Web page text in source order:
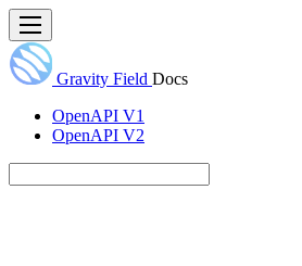
Gravity Field Docs
OpenAPI V1
OpenAPI V2